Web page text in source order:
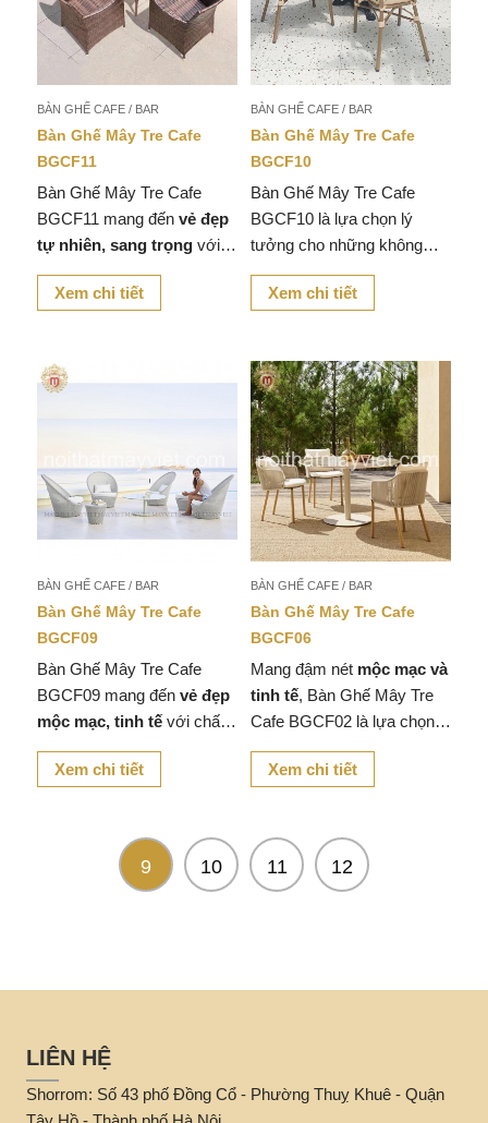
BÀN GHẾ CAFE / BAR
Bàn Ghế Mây Tre Cafe
BGCF11
Bàn Ghế Mây Tre Cafe
BGCF11 mang đến vẻ đẹp
tự nhiên, sang trọng với
chất liệu mây tre đan thủ
công tinh xảo, giúp không
nênấm cúng và gần gũi
Xem chi tiết
BÀN GHẾ CAFE / BAR
Bàn Ghế Mây Tre Cafe
BGCF10
Bàn Ghế Mây Tre Cafe
BGCF10 là lựa chọn lý
tưởng cho những không
gian yêu thíchsự tự nhiên
và mộc mạcnhưng vẫn rất
Xem chi tiết
BÀN GHẾ CAFE / BAR
Bàn Ghế Mây Tre Cafe
BGCF09
Bàn Ghế Mây Tre Cafe
BGCF09 mang đến vẻ đẹp
mộc mạc, tinh tế với chất
liệu mây tre tự nhiên, giúp
không gian quán cà phê,
gần gũi với thiên nhiên
Xem chi tiết
BÀN GHẾ CAFE / BAR
Bàn Ghế Mây Tre Cafe
BGCF06
Mang đậm nét mộc mạc và
tinh tế, Bàn Ghế Mây Tre
Cafe BGCF02 là lựa chọn
hoàn hảo cho những không
gian yêu thích sự
Xem chi tiết
9 10 11 12
LIÊN HỆ
Shorrom: Số 43 phố Đồng Cổ - Phường Thuỵ Khuê - Quận